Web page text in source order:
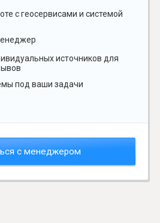
с геосервисами и системой
источников для
под ваши задачи
с менеджером